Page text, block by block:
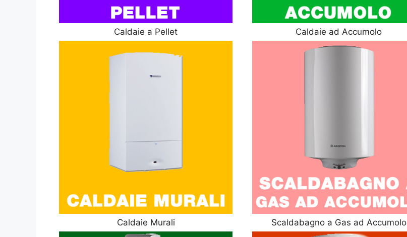
Caldaie a Pellet
Caldaie Murali
Caldaie ad Accumolo
Scaldabagno a Gas ad Accumolo